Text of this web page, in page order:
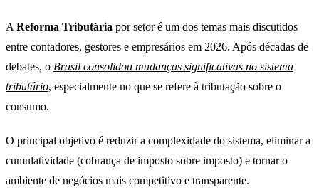
A Reforma Tributária por setor é um dos temas mais discutidos
entre contadores, gestores e empresários em 2026. Após décadas de
debates, o Brasil consolidou mudanças significativas no sistema
tributário, especialmente no que se refere à tributação sobre o
consumo.
O principal objetivo é reduzir a complexidade do sistema, eliminar a
cumulatividade (cobrança de imposto sobre imposto) e tornar o
ambiente de negócios mais competitivo e transparente.